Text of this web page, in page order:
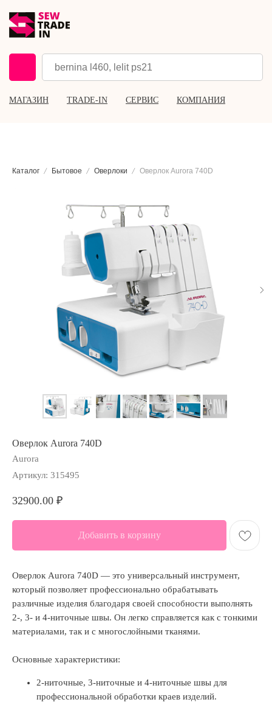
МАГАЗИН TRADE-IN СЕРВИС КОМПАНИЯ
Каталог Бытовое Оверлоки Оверлок Aurora 740D
Оверлок Aurora 740D
Aurora
Артикул: 315495
32900.00 ₽
Добавить в корзину
Оверлок Aurora 740D — это универсальный инструмент,
который позволяет профессионально обрабатывать
различные изделия благодаря своей способности выполнять
2-, 3- и 4-ниточные швы. Он легко справляется как с тонкими
материалами, так и с многослойными тканями.
Основные характеристики:
2-ниточные, 3-ниточные и 4-ниточные швы для
профессиональной обработки краев изделий.